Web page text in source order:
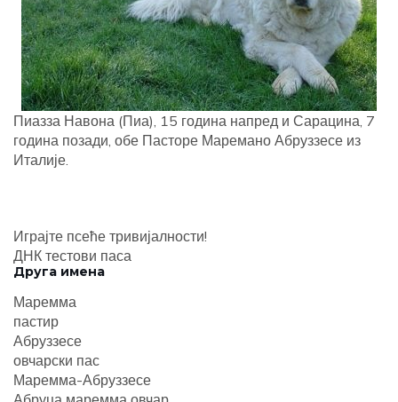
Пиазза Навона (Пиа), 15 година напред и Сарацина, 7
година позади, обе Пасторе Маремано Абруззесе из
Италије.
Играјте псеће тривијалности!
ДНК тестови паса
Друга имена
Маремма
пастир
Абруззесе
овчарски пас
Маремма-Абруззесе